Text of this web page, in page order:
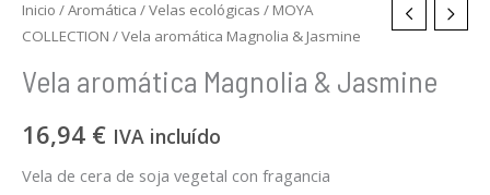
Inicio /Aromática /Velas ecológicas / MOYA
COLLECTION / Vela aromática Magnolia & Jasmine
Vela aromática Magnolia & Jasmine
16,94 € IVA incluído
Vela de cera de soja vegetal con fragancia